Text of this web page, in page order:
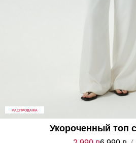
РАСПРОДАЖА
Укороченный топ